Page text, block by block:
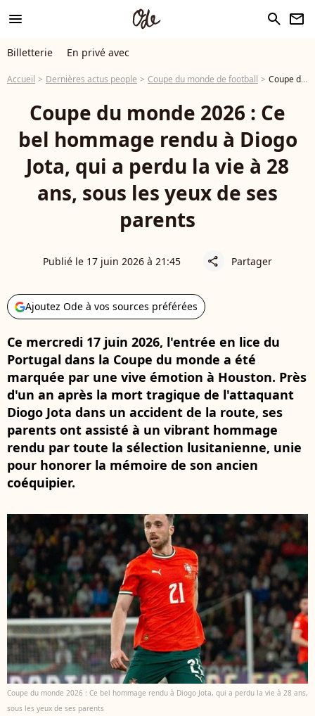
menu search newsletter
Billetterie En privé avec
Accueil Dernières actus people Coupe du monde de football Coupe du monde 2026 : Ce bel hommage rendu à Diogo Jota, qui a perdu la vie à 28 ans, sous les yeux de ses parents
Coupe du monde 2026 : Ce
bel hommage rendu à Diogo
Jota, qui a perdu la vie à 28
ans, sous les yeux de ses
parents
Publié le 17 juin 2026 à 21:45 share Partager
Ajoutez Ode à vos sources préférées
Ce mercredi 17 juin 2026, l'entrée en lice du
Portugal dans la Coupe du monde a été
marquée par une vive émotion à Houston. Près
d'un an après la mort tragique de l'attaquant
Diogo Jota dans un accident de la route, ses
parents ont assisté à un vibrant hommage
rendu par toute la sélection lusitanienne, unie
pour honorer la mémoire de son ancien
coéquipier.
Coupe du monde 2026 : Ce bel hommage rendu à Diogo Jota, qui a perdu la vie à 28 ans,
sous les yeux de ses parents